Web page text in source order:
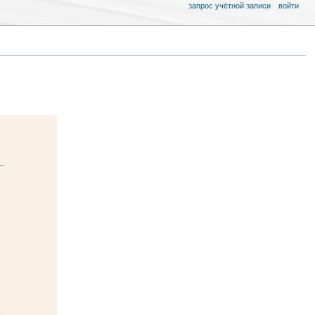
запрос учётной записи войти